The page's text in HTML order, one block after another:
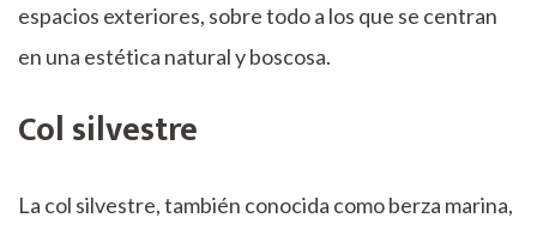
espacios exteriores, sobre todo a los que se centran
en una estética natural y boscosa.
Col silvestre
La col silvestre, también conocida como berza marina,